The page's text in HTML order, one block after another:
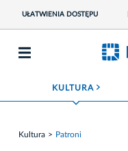
UŁATWIENIA DOSTĘPU
KULTURA ROZWIŃ MENU
Kultura Patroni